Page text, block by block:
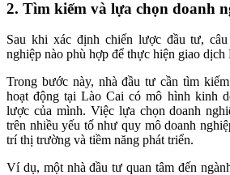
2. Tìm kiếm và lựa chọn doanh
Sau khi xác định chiến lược đầu tư,
nghiệp nào phù hợp để thực hiện giao
Trong bước này, nhà đầu tư cần tìm
hoạt động tại Lào Cai có mô hình kinh
lược của mình. Việc lựa chọn doanh
trên nhiều yếu tố như quy mô doanh
trí thị trường và tiềm năng phát triển.
Ví dụ, một nhà đầu tư quan tâm đến